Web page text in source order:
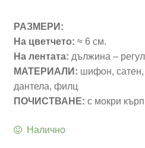
РАЗМЕРИ:
На цветчето: ≈ 6 см.
На лентата: дължина –
МАТЕРИАЛИ: шифон, сатен,
дантела, филц
ПОЧИСТВАНЕ: с мокри
Налично